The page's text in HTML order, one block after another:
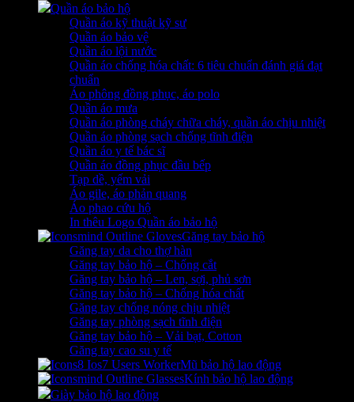
Quần áo bảo hộ
Quần áo kỹ thuật kỹ sư
Quần áo bảo vệ
Quần áo lội nước
Quần áo chống hóa chất: 6 tiêu chuẩn đánh giá đạt
chuẩn
Áo phông đồng phục, áo polo
Quần áo mưa
Quần áo phòng cháy chữa cháy, quần áo chịu nhiệt
Quần áo phòng sạch chống tĩnh điện
Quần áo y tế bác sĩ
Quần áo đồng phục đầu bếp
Tạp dề, yếm vải
Áo gile, áo phản quang
Áo phao cứu hộ
In thêu Logo Quần áo bảo hộ
Găng tay bảo hộ
Găng tay da cho thợ hàn
Găng tay bảo hộ – Chống cắt
Găng tay bảo hộ – Len, sợi, phủ sơn
Găng tay bảo hộ – Chống hóa chất
Găng tay chống nóng chịu nhiệt
Găng tay phòng sạch tĩnh điện
Găng tay bảo hộ – Vải bạt, Cotton
Găng tay cao su y tế
Mũ bảo hộ lao động
Kính bảo hộ lao động
Giày bảo hộ lao động